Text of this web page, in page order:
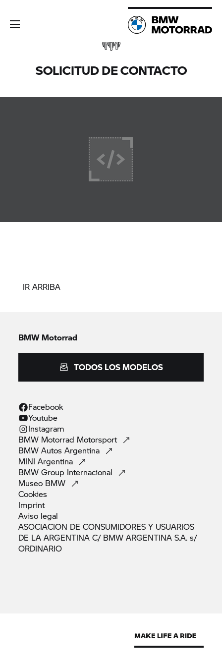
SOLICITUD DE CONTACTO
IR ARRIBA
BMW Motorrad
TODOS LOS MODELOS
Facebook
Youtube
Instagram
BMW Motorrad Motorsport
BMW AutosArgentina
MINIArgentina
BMW Group Internacional
Museo BMW
Cookies
Imprint
Aviso legal
ASOCIACION DE CONSUMIDORES Y USUARIOS
DE LA ARGENTINA C/ BMW ARGENTINA S.A. s/
ORDINARIO